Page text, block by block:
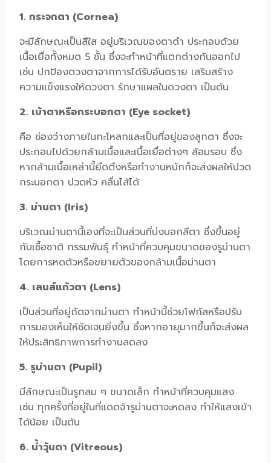
1. กระจกตา (Cornea)
จะมีลักษณะเป็นสีใส อยู่บริเวณของตาดำ ประกอบด้วย
เนื้อเยื่อทั้งหมด 5 ชั้น ซึ่งจะทำหน้าที่แตกต่างกันออกไป
เช่น ปกป้องดวงตาจากการได้รับอันตราย เสริมสร้าง
ความแข็งแรงให้ดวงตา รักษาแผลในดวงตา เป็นต้น
2. เบ้าตาหรือกระบอกตา (Eye socket)
คือ ช่องว่างภายในกะโหลกและเป็นที่อยู่ของลูกตา ซึ่งจะ
ประกอบไปด้วยกล้ามเนื้อและเนื้อเยื่อต่างๆ ล้อมรอบ ซึ่ง
หากล้ามเนื้อเหล่านี้ยึดตึงหรือทำงานหนักก็จะส่งผลให้ปวด
กระบอกตา ปวดหัว คลื่นไส้ได้
3. ม่านตา (Iris)
บริเวณม่านตานี้เองที่จะเป็นส่วนที่บ่งบอกสีตา ซึ่งขึ้นอยู่
กับเชื้อชาติ กรรมพันธุ์ ทำหน้าที่ควบคุมขนาดของรูม่านตา
โดยการหดตัวหรือขยายตัวของกล้ามเนื้อม่านตา
4. เลนส์แก้วตา (Lens)
เป็นส่วนที่อยู่ถัดจากม่านตา ทำหน้านี้ช่วยโฟกัสหรือปรับ
การมองเห็นให้ชัดเจนยิ่งขึ้น ซึ่งหากอายุมากขึ้นก็จะส่งผล
ให้ประสิทธิภาพการทำงานลดลง
5. รูม่านตา (Pupil)
มีลักษณะเป็นรูกลม ๆ ขนาดเล็ก ทำหน้าที่ควบคุมแสง
เช่น ทุกครั้งที่อยู่ในที่แดดจ้ารูม่านตาจะหดลง ทำให้แสงเข้า
ได้น้อย เป็นต้น
6. น้ำวุ้นตา (Vitreous)